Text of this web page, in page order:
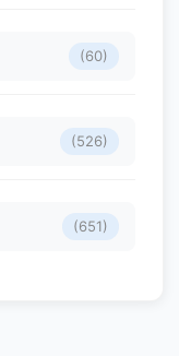
(60)
(526)
(651)